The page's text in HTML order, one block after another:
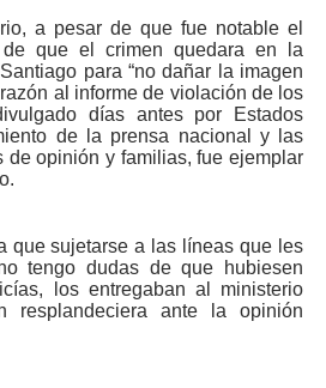
a pesar de que fue notable el
que el crimen quedara en la
para “no dañar la imagen
al informe de violación de los
días antes por Estados
de la prensa nacional y las
de opinión y familias, fue ejemplar
que sujetarse a las líneas que les
tengo dudas de que hubiesen
los entregaban al ministerio
resplandeciera ante la opinión